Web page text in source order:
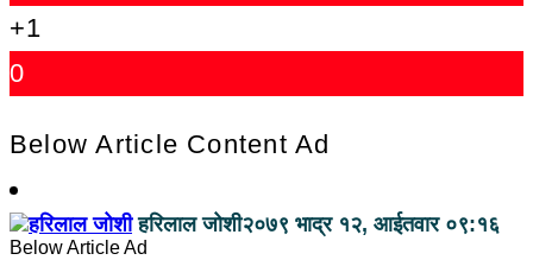
+1
0
Below Article Content Ad
हरिलाल जोशी२०७९ भाद्र १२, आईतवार ०९:१६
Below Article Ad